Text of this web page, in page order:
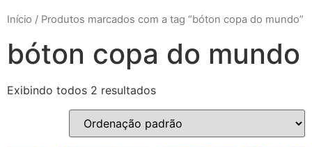
Início / Produtos marcados com a tag “bóton copa do mundo”
bóton copa do mundo
Exibindo todos 2 resultados